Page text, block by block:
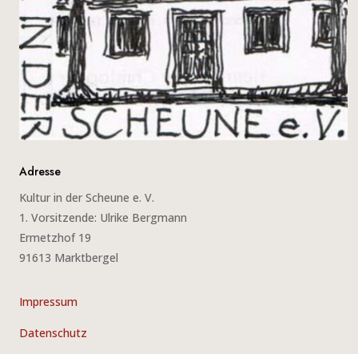
Adresse
Kultur in der Scheune e. V.
1. Vorsitzende: Ulrike Bergmann
Ermetzhof 19
91613 Marktbergel
Impressum
Datenschutz